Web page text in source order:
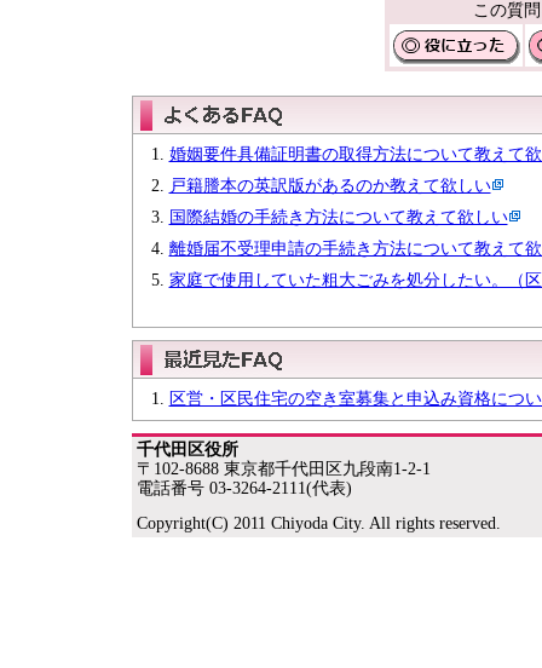
この質
婚姻要件具備証明書の取得方法について教えて
戸籍謄本の英訳版があるのか教えて欲しい
国際結婚の手続き方法について教えて欲しい
離婚届不受理申請の手続き方法について教えて
家庭で使用していた粗大ごみを処分したい。（
区営・区民住宅の空き室募集と申込み資格につ
千代田区役所
〒102-8688 東京都千代田区九段南1-2-1
電話番号 03-3264-2111(代表)
Copyright(C) 2011 Chiyoda City. All rights reserved.